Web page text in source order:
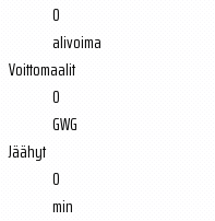
0
alivoima
Voittomaalit
0
GWG
Jäähyt
0
min